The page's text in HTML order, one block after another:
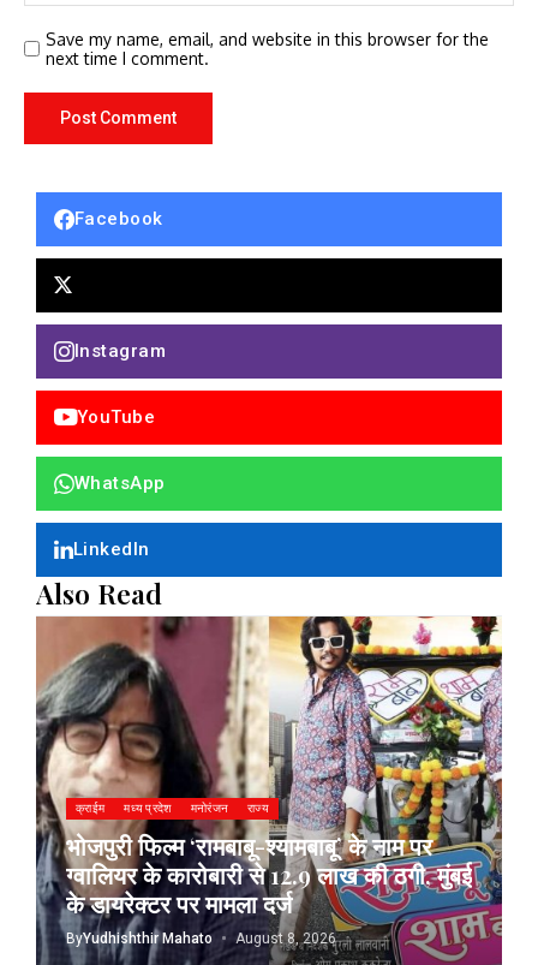
Save my name, email, and website in this browser for the
next time I comment.
Facebook
Instagram
YouTube
WhatsApp
LinkedIn
Also Read
क्राईम मध्य प्रदेश मनोरंजन राज्य
भोजपुरी फिल्म ‘रामबाबू-श्यामबाबू’ के नाम पर
ग्वालियर के कारोबारी से 12.9 लाख की ठगी, मुंबई
के डायरेक्टर पर मामला दर्ज
ByYudhishthir Mahato August 8, 2026